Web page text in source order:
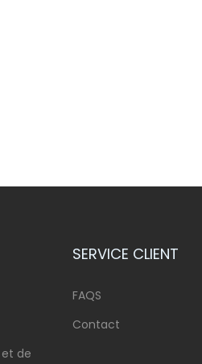
de
SERVICE CLIENT
FAQS
Contact